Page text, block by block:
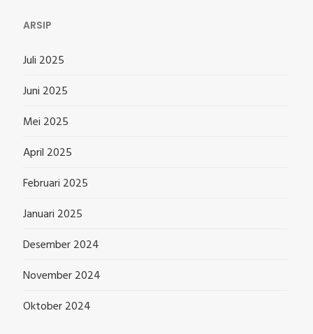
ARSIP
Juli 2025
Juni 2025
Mei 2025
April 2025
Februari 2025
Januari 2025
Desember 2024
November 2024
Oktober 2024